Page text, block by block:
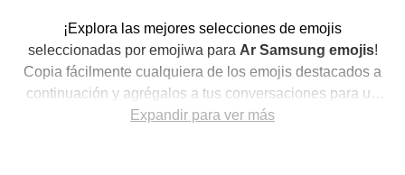
¡Explora las mejores selecciones de emojis
seleccionadas por emojiwa para Ar Samsung emojis!
Copia fácilmente cualquiera de los emojis destacados a
continuación y agrégalos a tus conversaciones para un
toque personalizado. Hemos seleccionado una variedad
Expandir para ver más